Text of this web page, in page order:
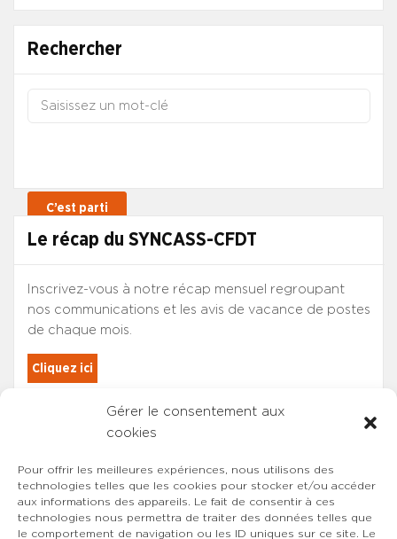
Gérer le consentement aux
cookies
Pour offrir les meilleures expériences, nous utilisons des
technologies telles que les cookies pour stocker et/ou accéder
aux informations des appareils. Le fait de consentir à ces
technologies nous permettra de traiter des données telles que
le comportement de navigation ou les ID uniques sur ce site. Le
Rechercher
Le récap du SYNCASS-CFDT
Inscrivez-vous à notre récap mensuel regroupant
nos communications et les avis de vacance de postes
de chaque mois.
Cliquez ici
Les adhérents du SYNCASS-CFDT
sont automatiquement inscrits.